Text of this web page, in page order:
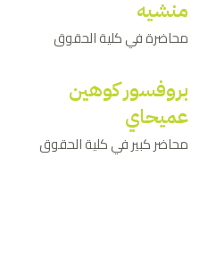
منشيه
محاضرة في كلية الحقوق
بروفسور كوهين
عميحاي
محاضر كبير في كلية الحقوق